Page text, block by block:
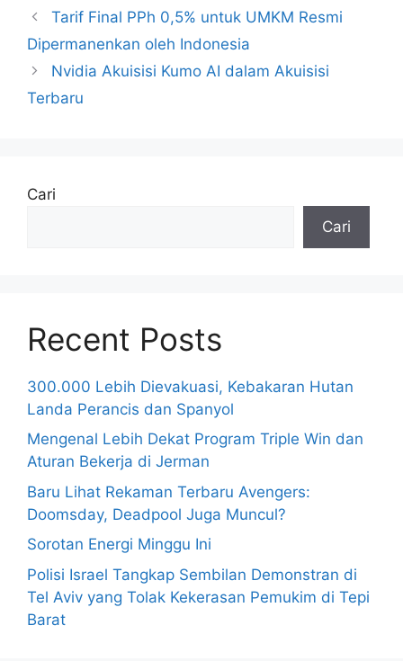
Tarif Final PPh 0,5% untuk UMKM Resmi
Dipermanenkan oleh Indonesia
Nvidia Akuisisi Kumo AI dalam Akuisisi
Terbaru
Cari
Cari
Recent Posts
300.000 Lebih Dievakuasi, Kebakaran Hutan
Landa Perancis dan Spanyol
Mengenal Lebih Dekat Program Triple Win dan
Aturan Bekerja di Jerman
Baru Lihat Rekaman Terbaru Avengers:
Doomsday, Deadpool Juga Muncul?
Sorotan Energi Minggu Ini
Polisi Israel Tangkap Sembilan Demonstran di
Tel Aviv yang Tolak Kekerasan Pemukim di Tepi
Barat